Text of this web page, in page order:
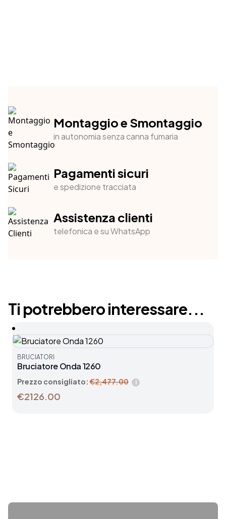
Montaggio e Smontaggio
in autonomia senza canna fumaria
Pagamenti sicuri
e spedizione tracciata
Assistenza clienti
telefonica e su WhatsApp
Ti potrebbero interessare...
BRUCIATORI
Bruciatore Onda 1260
Prezzo consigliato:€2,477.00 i
€2126.00